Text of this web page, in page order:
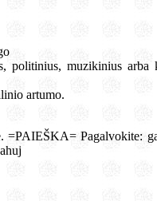
politinius, muzikinius
artumo.
=PAIEŠKA= Pagalvokite: